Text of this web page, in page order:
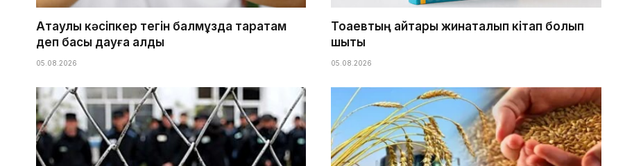
Ақтаулық кәсіпкер тегін балмұздақ таратам
деп басы дауға қалды
05.08.2026
Тоқаевтың айтқары жинақталып кітап болып
шықты
05.08.2026